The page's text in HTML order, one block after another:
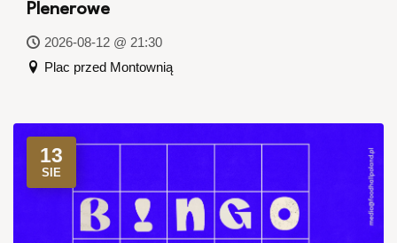
Plenerowe
2026-08-12 @ 21:30
Plac przed Montownią
13
SIE